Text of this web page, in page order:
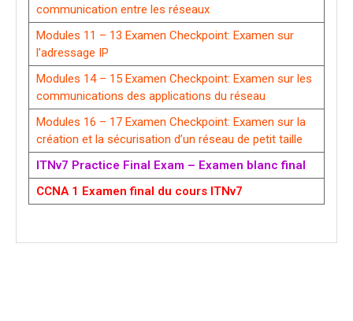
communication entre les réseaux
Modules 11 – 13 Examen Checkpoint: Examen sur
l’adressage IP
Modules 14 – 15 Examen Checkpoint: Examen sur les
communications des applications du réseau
Modules 16 – 17 Examen Checkpoint: Examen sur la
création et la sécurisation d’un réseau de petit taille
ITNv7 Practice Final Exam – Examen blanc final
CCNA 1 Examen final du cours ITNv7